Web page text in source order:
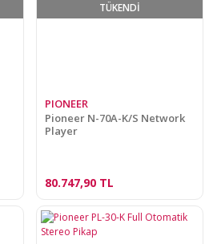
TÜKENDİ
PIONEER
Pioneer N-70A-K/S Network
Player
80.747,90 TL